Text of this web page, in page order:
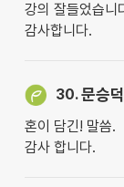
강의 잘들었습니
감사합니다.
30.문승덕
혼이 담긴! 말씀.
감사 합니다.